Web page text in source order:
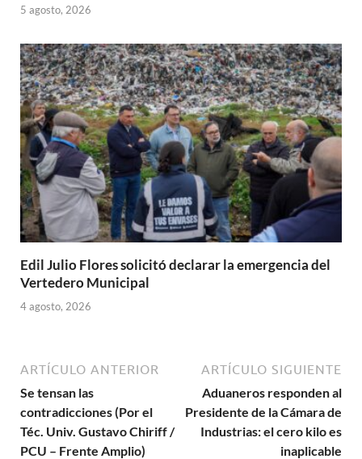
5 agosto, 2026
Edil Julio Flores solicitó declarar la emergencia del
Vertedero Municipal
4 agosto, 2026
ARTÍCULO ANTERIOR
Se tensan las
contradicciones (Por el
Téc. Univ. Gustavo Chiriff /
PCU – Frente Amplio)
ARTÍCULO SIGUIENTE
Aduaneros responden al
Presidente de la Cámara de
Industrias: el cero kilo es
inaplicable